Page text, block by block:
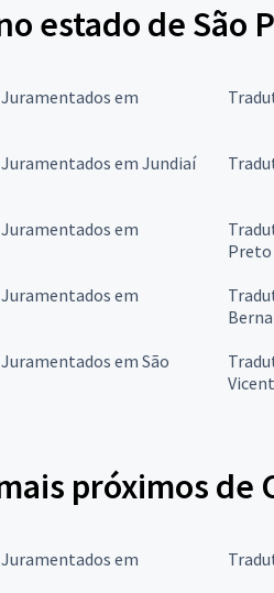
estado de São
em
em Jundiaí
em
Preto
em
em São
próximos de
em